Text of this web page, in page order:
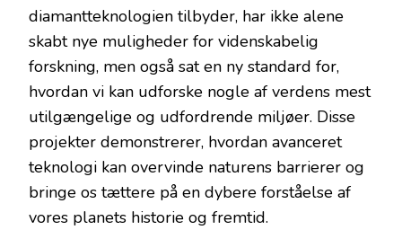
diamantteknologien tilbyder, har ikke alene
skabt nye muligheder for videnskabelig
forskning, men også sat en ny standard for,
hvordan vi kan udforske nogle af verdens mest
utilgængelige og udfordrende miljøer. Disse
projekter demonstrerer, hvordan avanceret
teknologi kan overvinde naturens barrierer og
bringe os tættere på en dybere forståelse af
vores planets historie og fremtid.